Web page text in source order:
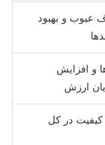
عیوب و بهبود
و افزایش
ارزش
کیفیت در کل